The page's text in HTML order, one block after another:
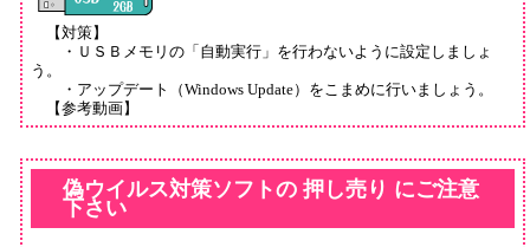
【対策】
・ＵＳＢメモリの「自動実行」を行わないように設定しましょ
う。
・アップデート（Windows Update）をこまめに行いましょう。
【参考動画】
偽ウイルス対策ソフトの 押し売り にご注意
下さい